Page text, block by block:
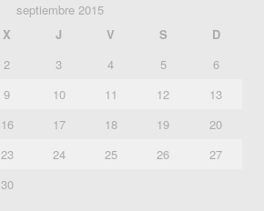
septiembre 2015
X J V S
D
2 3 4 5
6
9 10 11 12
13
16 17 18 19
20
23 24 25 26
27
30